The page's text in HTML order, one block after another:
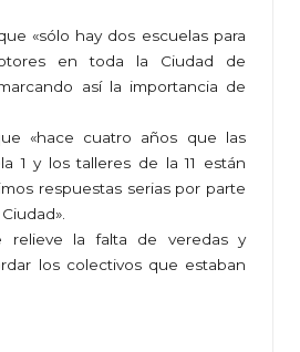
«sólo hay dos escuelas para
en toda la Ciudad de
así la importancia de
«hace cuatro años que las
1 y los talleres de la 11 están
respuestas serias por parte
relieve la falta de veredas y
los colectivos que estaban